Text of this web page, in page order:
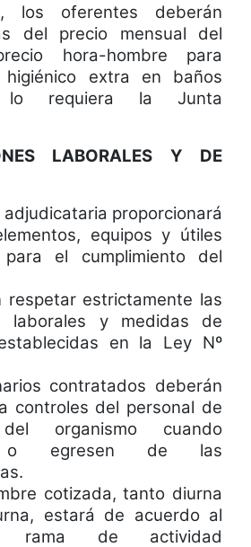
los oferentes deberán
del precio mensual del
hora-hombre para
higiénico extra en baños
lo requiera la Junta
LABORALES Y DE
adjudicataria proporcionará
equipos y útiles
para el cumplimiento del
respetar estrictamente las
laborales y medidas de
en la Ley Nº
contratados deberán
controles del personal de
organismo cuando
o egresen de las
cotizada, tanto diurna
estará de acuerdo al
rama de actividad